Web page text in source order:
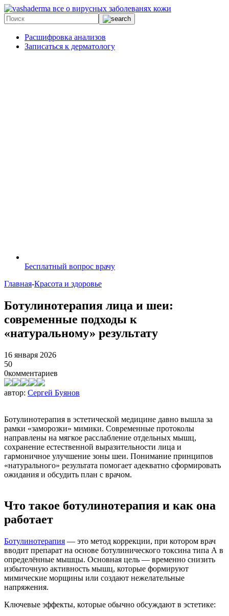
все о вирусных заболеванях кожи
Расшифровка анализов
Записаться к дерматологу
Бесплатный вопрос врачу
Главная-Красота и здоровье
Ботулинотерапия лица и шеи:
современные подходы к
«натуральному» результату
16 января 2026
50
0комментариев
автор: Сергей Буянов
Ботулинотерапия в эстетической медицине давно вышла за
рамки «заморозки» мимики. Современные протоколы
направлены на мягкое расслабление отдельных мышц,
сохранение естественной выразительности лица и
гармоничное улучшение зоны шеи. Понимание принципов
«натурального» результата помогает адекватно сформировать
ожидания и обсудить план с врачом.
Что такое ботулинотерапия и как она
работает
Ботулинотерапия — это метод коррекции, при котором врач
вводит препарат на основе ботулинического токсина типа А в
определённые мышцы. Основная цель — временно снизить
избыточную активность мышц, которые формируют
мимические морщины или создают нежелательные
напряжения.
Ключевые эффекты, которые обычно обсуждают в эстетике: